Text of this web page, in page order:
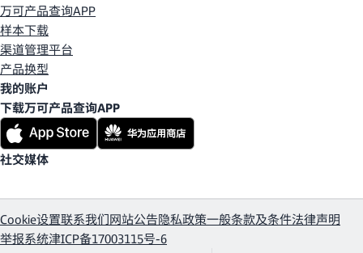
万可产品查询APP
样本下载
渠道管理平台
产品换型
我的账户
下载万可产品查询APP
社交媒体
Cookie设置联系我们网站公告隐私政策一般条款及条件法律声明
举报系统津ICP备17003115号-6